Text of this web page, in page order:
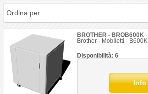
Ordina per
BROTHER - BROB600K
Brother - Mobiletti - B600K
Disponibilità: 6
Info